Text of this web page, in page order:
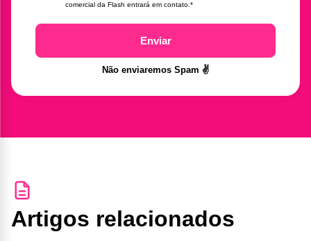
comercial da Flash entrará em contato.*
Enviar
Não enviaremos Spam ✌️
Artigos relacionados